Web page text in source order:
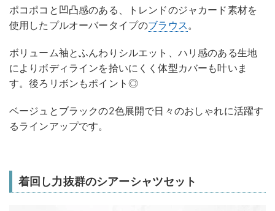
ポコポコと凹凸感のある、トレンドのジャカード素材を
使用したプルオーバータイプのブラウス。
ボリューム袖とふんわりシルエット、ハリ感のある生地
によりボディラインを拾いにくく体型カバーも叶いま
す。後ろリボンもポイント◎
ベージュとブラックの2色展開で日々のおしゃれに活躍す
るラインアップです。
着回し力抜群のシアーシャツセット